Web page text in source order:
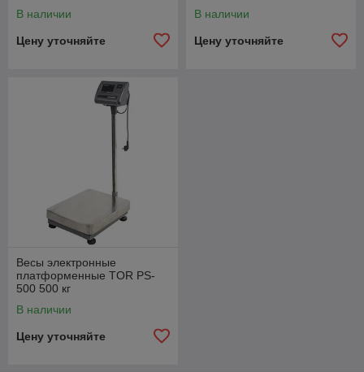
В наличии
Цену уточняйте
В наличии
Цену уточняйте
Весы электронные
платформенные TOR PS-
500 500 кг
В наличии
Цену уточняйте